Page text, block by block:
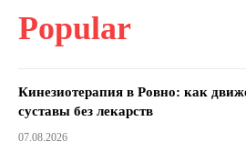
Popular
Кинезиотерапия в Ровно: как
суставы без лекарств
07.08.2026